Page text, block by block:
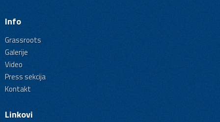
Info
Grassroots
Galerije
Video
Press sekcija
Kontakt
Linkovi